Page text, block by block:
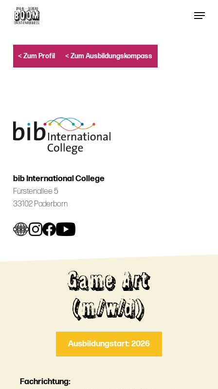
content
Menu
< Zum Profil < Zum Ausbildungskompass
bib International College
Fürstenallee 5
33102 Paderborn
Game Art
(m/w/d)
Ausbildungstart: 2026
Fachrichtung: